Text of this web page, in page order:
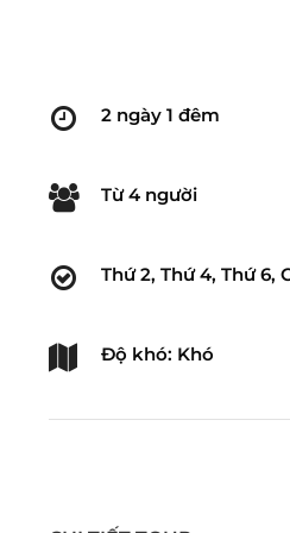
2 ngày 1 đêm
Từ 4 người
Thứ 2, Thứ 4, Thứ 6,
Độ khó: Khó